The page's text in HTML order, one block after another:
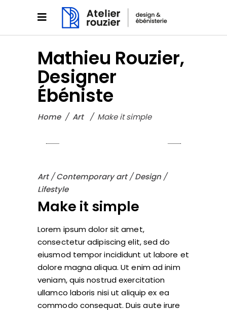
Mathieu Rouzier,
Designer
Ébéniste
Home/ Art / Make it simple
Art/Contemporary art/Design /
Lifestyle
Make it simple
Lorem ipsum dolor sit amet,
consectetur adipiscing elit, sed do
eiusmod tempor incididunt ut labore et
dolore magna aliqua. Ut enim ad inim
veniam, quis nostrud exercitation
ullamco laboris nisi ut aliquip ex ea
commodo consequat. Duis aute irure